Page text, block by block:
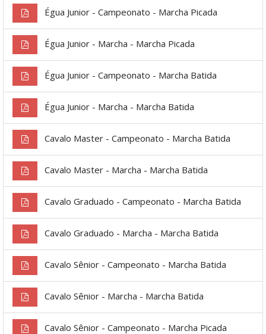
Égua Junior - Campeonato - Marcha Picada
Égua Junior - Marcha - Marcha Picada
Égua Junior - Campeonato - Marcha Batida
Égua Junior - Marcha - Marcha Batida
Cavalo Master - Campeonato - Marcha Batida
Cavalo Master - Marcha - Marcha Batida
Cavalo Graduado - Campeonato - Marcha Batida
Cavalo Graduado - Marcha - Marcha Batida
Cavalo Sênior - Campeonato - Marcha Batida
Cavalo Sênior - Marcha - Marcha Batida
Cavalo Sênior - Campeonato - Marcha Picada